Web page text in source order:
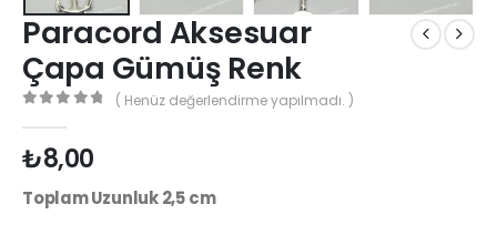
Paracord Aksesuar
Çapa Gümüş Renk
( Henüz değerlendirme yapılmadı. )
₺8,00
Toplam Uzunluk 2,5 cm